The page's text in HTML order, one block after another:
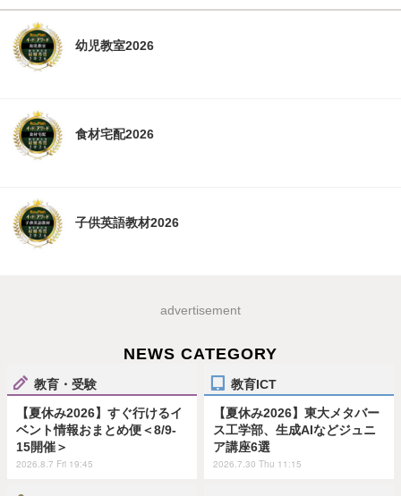
幼児教室2026
食材宅配2026
子供英語教材2026
advertisement
NEWS CATEGORY
教育・受験
【夏休み2026】すぐ行けるイ
ベント情報おまとめ便＜8/9-
15開催＞
2026.8.7 Fri 19:45
教育ICT
【夏休み2026】東大メタバー
ス工学部、生成AIなどジュニ
ア講座6選
2026.7.30 Thu 11:15